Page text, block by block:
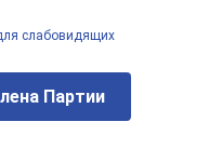
слабовидящих
Партии